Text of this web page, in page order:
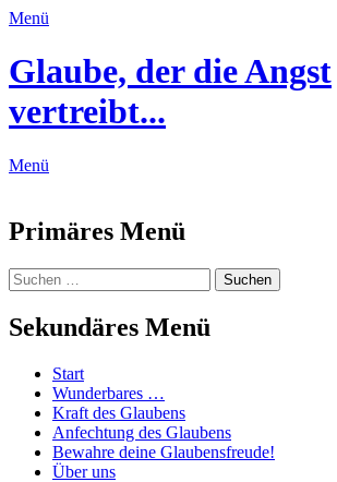
Menü
Glaube, der die Angst
vertreibt...
Menü
Primäres Menü
Zum
Inhalt
springen
Suchen
Suchen
nach:
Sekundäres Menü
Zum
Inhalt
springen
Start
Wunderbares …
Kraft des Glaubens
Anfechtung des Glaubens
Bewahre deine Glaubensfreude!
Über uns